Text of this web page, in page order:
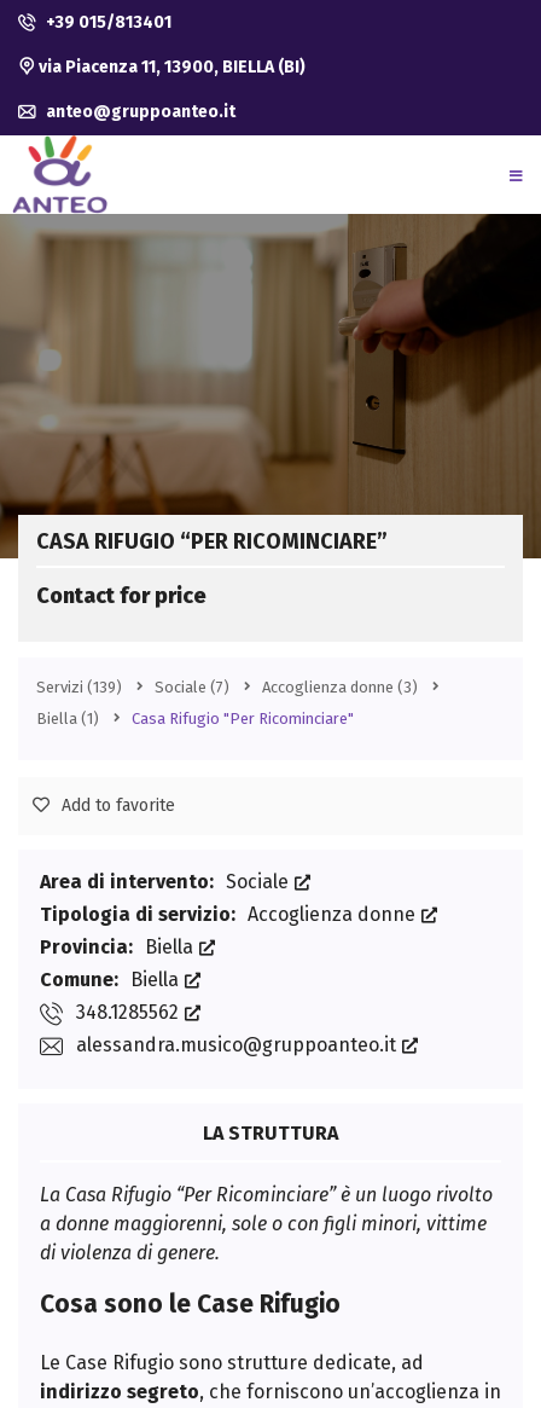
+39 015/813401
via Piacenza 11, 13900, BIELLA (BI)
anteo@gruppoanteo.it
CASA RIFUGIO “PER RICOMINCIARE”
Contact for price
Servizi (139) Sociale (7) Accoglienza donne (3)
Biella (1) Casa Rifugio "Per Ricominciare"
Add to favorite
Area di intervento: Sociale
Tipologia di servizio: Accoglienza donne
Provincia:
Biella
Comune:
Biella
348.1285562
alessandra.musico@gruppoanteo.it
LA STRUTTURA
La Casa Rifugio “Per Ricominciare” è un luogo rivolto
a donne maggiorenni, sole o con figli minori, vittime
di violenza di genere.
Cosa sono le Case Rifugio
Le Case Rifugio sono strutture dedicate, ad
indirizzo segreto, che forniscono un’accoglienza in